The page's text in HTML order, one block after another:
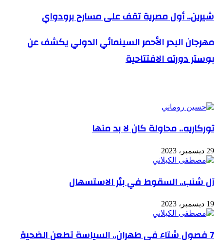
شيرين.. أول مصرية تقف على مسارح برودواي
مهرجان البحر الأحمر السينمائي الدولي يكشف عن
بوستر دورته الافتتاحية
توركاريه.. محاولة كان لا بد منها
29 ديسمبر، 2023
آل شنب.. السقوط في بئر الاستسهال
19 ديسمبر، 2023
7 فصول شتاء في طهران.. السياسة تطعن الضحية